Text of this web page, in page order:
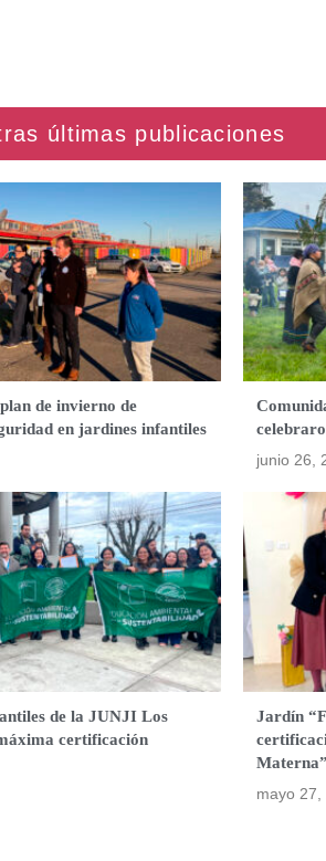
de invierno de
en jardines infantiles
junio 26,
de la JUNJI Los
certificación
Jardín
Materna”
mayo 27,